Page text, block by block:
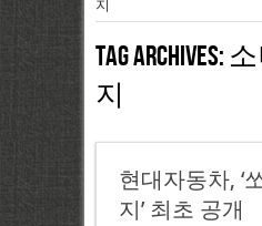
지
Tag Archives:
지
현대자동차, ‘
지’ 최초 공개